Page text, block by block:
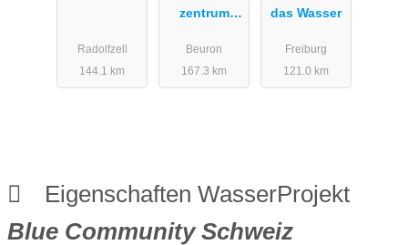
Radolfzell
144.1 km
zentrum
Donau
Beuron
167.3 km
das Wasser
Freiburg
121.0 km
Eigenschaften WasserProjekt
Blue Community Schweiz